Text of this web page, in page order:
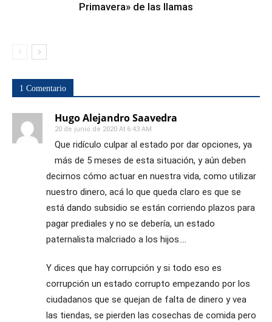
Primavera» de las llamas
1 Comentario
Hugo Alejandro Saavedra
20 de junio de 2020 At 6:43 AM
Que ridículo culpar al estado por dar opciones, ya
más de 5 meses de esta situación, y aún deben
decirnos cómo actuar en nuestra vida, como utilizar
nuestro dinero, acá lo que queda claro es que se
está dando subsidio se están corriendo plazos para
pagar prediales y no se debería, un estado
paternalista malcriado a los hijos….
Y dices que hay corrupción y si todo eso es
corrupción un estado corrupto empezando por los
ciudadanos que se quejan de falta de dinero y vea
las tiendas, se pierden las cosechas de comida pero